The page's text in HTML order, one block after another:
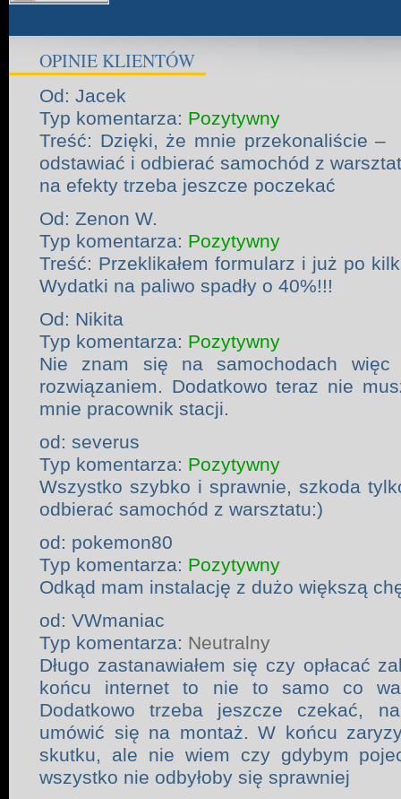
OPINIE KLIENTÓW
Od: Jacek
Typ komentarza: Pozytywny
Treść: Dzięki, że mnie przekonaliście –
odstawiać i odbierać samochód z
na efekty trzeba jeszcze poczekać
Od: Zenon W.
Typ komentarza: Pozytywny
Treść: Przeklikałem formularz i już po
Wydatki na paliwo spadły o 40%!!!
Od: Nikita
Typ komentarza: Pozytywny
Nie znam się na samochodach
rozwiązaniem. Dodatkowo teraz nie
mnie pracownik stacji.
od: severus
Typ komentarza: Pozytywny
Wszystko szybko i sprawnie, szkoda
odbierać samochód z warsztatu:)
od: pokemon80
Typ komentarza: Pozytywny
Odkąd mam instalację z dużo większą
od: VWmaniac
Typ komentarza: Neutralny
Długo zastanawiałem się czy opłacać
końcu internet to nie to samo co
Dodatkowo trzeba jeszcze czekać,
umówić się na montaż. W końcu
skutku, ale nie wiem czy gdybym
wszystko nie odbyłoby się sprawniej